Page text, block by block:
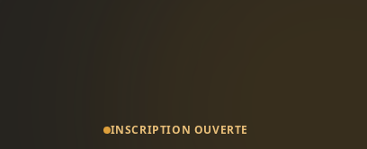
INSCRIPTION OUVERTE